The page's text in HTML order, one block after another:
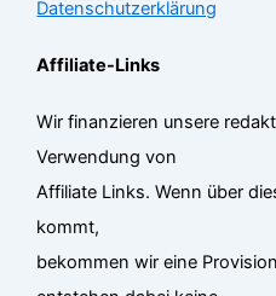
Datenschutzerklärung
Affiliate-Links
Wir finanzieren unsere
Verwendung von
Affiliate Links. Wenn über
kommt,
bekommen wir eine